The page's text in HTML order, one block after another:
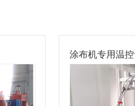
涂布机专用温控设备